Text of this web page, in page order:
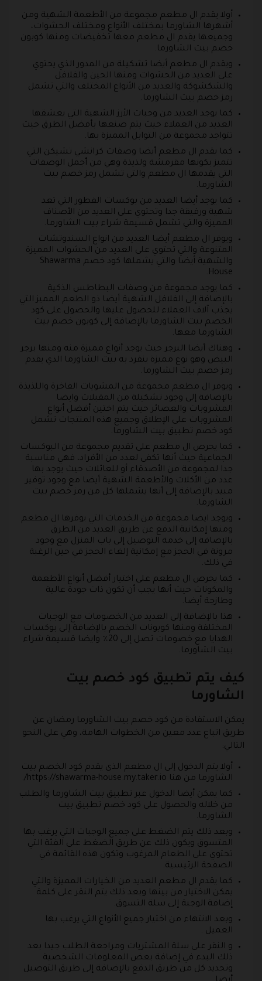
أولا يقدم ال مطعم مجموعة من الأطعمة الشهية ومن
أشهرها الشاورما بمختلف الأنواع ومختلف الحشوات،
وجميعها يقدم ال مطعم معها تخفيضات ومنها كوبون
خصم بيت الشاورما.
ويقدم ال مطعم أيضا تشكيلة من المدور الذي يحتوي
على العديد من الحشوات ومنها الحين والفلافل
والشكشوكة والعديد من الأنواع المختلف والتي تشمل
رمز خصم بيت الشاورما.
كما يوجد العديد من وجبات الأرز الشهية التي يعشقها
العديد من العملاء حيث يتم صنعها بأفضل الطرق حيث
تتواجد مجموعة من التوابل المميزة بها.
كما يقدم ال مطعم أيضا وصفات كرانشي تشيكن التي
تتميز بكونها مقرمشة ولذيذة وهي من أجمل الوصفات
التي يقدمها ال مطعم والتي تشمل رمز خصم بيت
الشاورما.
كما يوجد أيضا العديد من بوكسات الفطور التي تعد
شهية ورقيقة جدا وتحتوي على العديد من الأصناف
المميزة والتي تشمل قسيمة شراء بيت الشاورما.
ويوفر ال مطعم أيضا العديد من انواع السندوتشات
المتنوعة والتي تحتوي على العديد من الحشوات المميزة
والشهية أيضا والتي يشملها كود خصم Shawarma
House.
كما يوجد مجموعة من وصفات البطاطس الذكية
بالإضافة إلى الفلافل الشهية أيضا ذو الطعم المميز التي
يجذب آلاف العملاء للحصول عليها والحصول على كود
الخصم بيت الشاورما بالإضافة إلى كوبون خصم بيت
الشاورما معها.
وهناك أيضا البرجر حيث يوجد أنواع مميزة منه ومنها برجر
البيض وهو نوع مميزة ينفرد به بيت الشاورما الذي يقدم
رمز خصم بيت الشاورما.
ويوفر ال مطعم مجموعة من المشويات الفاخرة واللذيذة
بالإضافة إلى وجود تشكيلة من المقبلات وايضا
المشروبات والعصائر حيث يتم اختين أفضل أنواع
المشروبات على الإطلاق وجميع هذه المنتجات تشمل
كود خصم تطبيق بيت الشاورما.
كما يحرص ال مطعم على تقديم مجموعة من البوكسات
الجماعية حيث أنها تكفى لعدد من الأفراد، فهي مناسبة
جدا لمجموعة من الأصدقاء أو للعائلات حيث يوجد بها
عدد من الأكلات والأطعمة الشهية أيضا مع وجود توفير
مبيد بالإضافة إلى أنها يشملها كل من رمز خصم بيت
الشاورما.
ويوجد ايضا مجموعة من الخدمات التي يوفرها ال مطعم
ومنها إمكانية الدفع عن طريق العديد من الطرق
بالإضافة إلى خدمة التوصيل إلى باب المنزل مع وجود
مرونة في الحجز مع إمكانية إلغاء الحجز في حين الرغبة
في ذلك.
كما يحرص ال مطعم على اختيار أفضل أنواع الأطعمة
والمكونات حيث أنها يجب أن تكون ذات جودة عالية
وطازجة أيضا.
هذا بالإضافة إلى العديد من الخصومات مع الوجبات
المختلفة ومنها كوبونات الخصم بالإضافة إلى بوكسات
الهدايا مع خصومات تصل إلى 20٪ وايضا قسيمة شراء
بيت الشاورما.
كيف يتم تطبيق كود خصم بيت
الشاورما
يمكن الاستفادة من كود خصم بيت الشاورما رمضان عن
طريق اتباع عدد معين من الخطوات الهامة، وهي على النحو
التالي:
أولا يتم الدخول إلى ال مطعم الذي يقدم كود الخصم بيت
الشاورما من هنا https://shawarma-house.my.taker.io/.
كما يمكن أيضا الدخول عبر تطبيق بيت الشاورما والطلب
من خلاله والحصول على كود خصم تطبيق بيت
الشاورما.
وبعد ذلك يتم الضغط على جميع الوجبات التي يرغب بها
المتسوق ويكون ذلك عن طريق الضغط على الفئة التي
تحتوي على الطعام المرغوب وتكون هذه القائمة في
الصفحة الرئيسية.
كما يقدم ال مطعم العديد من الخيارات المميزة والتي
يمكن الاختيار من بينها وبعد ذلك يتم النقر على كلمة
إضافة الوجبة إلى سلة التسوق.
وبعد الانتهاء من اختيار جميع الأنواع التي يرغب بها
العميل .
و النقر على سلة المشتريات ومراجعة الطلب جيدا بعد
ذلك البدء في إضافة بعض المعلومات الشخصية
وتحديد كل من طريق الدفع بالإضافة إلى طريق التوصيل